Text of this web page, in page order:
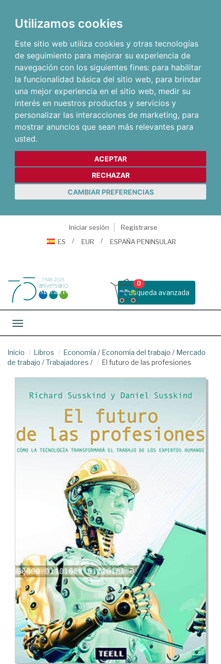
Utilizamos cookies
Este sitio web utiliza cookies y otras tecnologías
de seguimiento para mejorar su experiencia de
navegación con los siguientes fines: para habilitar
la funcionalidad básica del sitio web, para brindar
una mejor experiencia en el sitio web, medir su
interés en nuestros productos y servicios y
personalizar las interacciones de marketing, para
mostrar anuncios que sean más relevantes para
usted.
ACEPTAR
RECHAZAR
CAMBIAR PREFERENCIAS
Iniciar sesión
Registrarse
ES
EUR ESPAÑA PENINSULAR
Busqueda avanzada
0
Toggle navigation
Inicio Libros Economía / Economía del trabajo / Mercado
de trabajo /Trabajadores / El futuro de las profesiones